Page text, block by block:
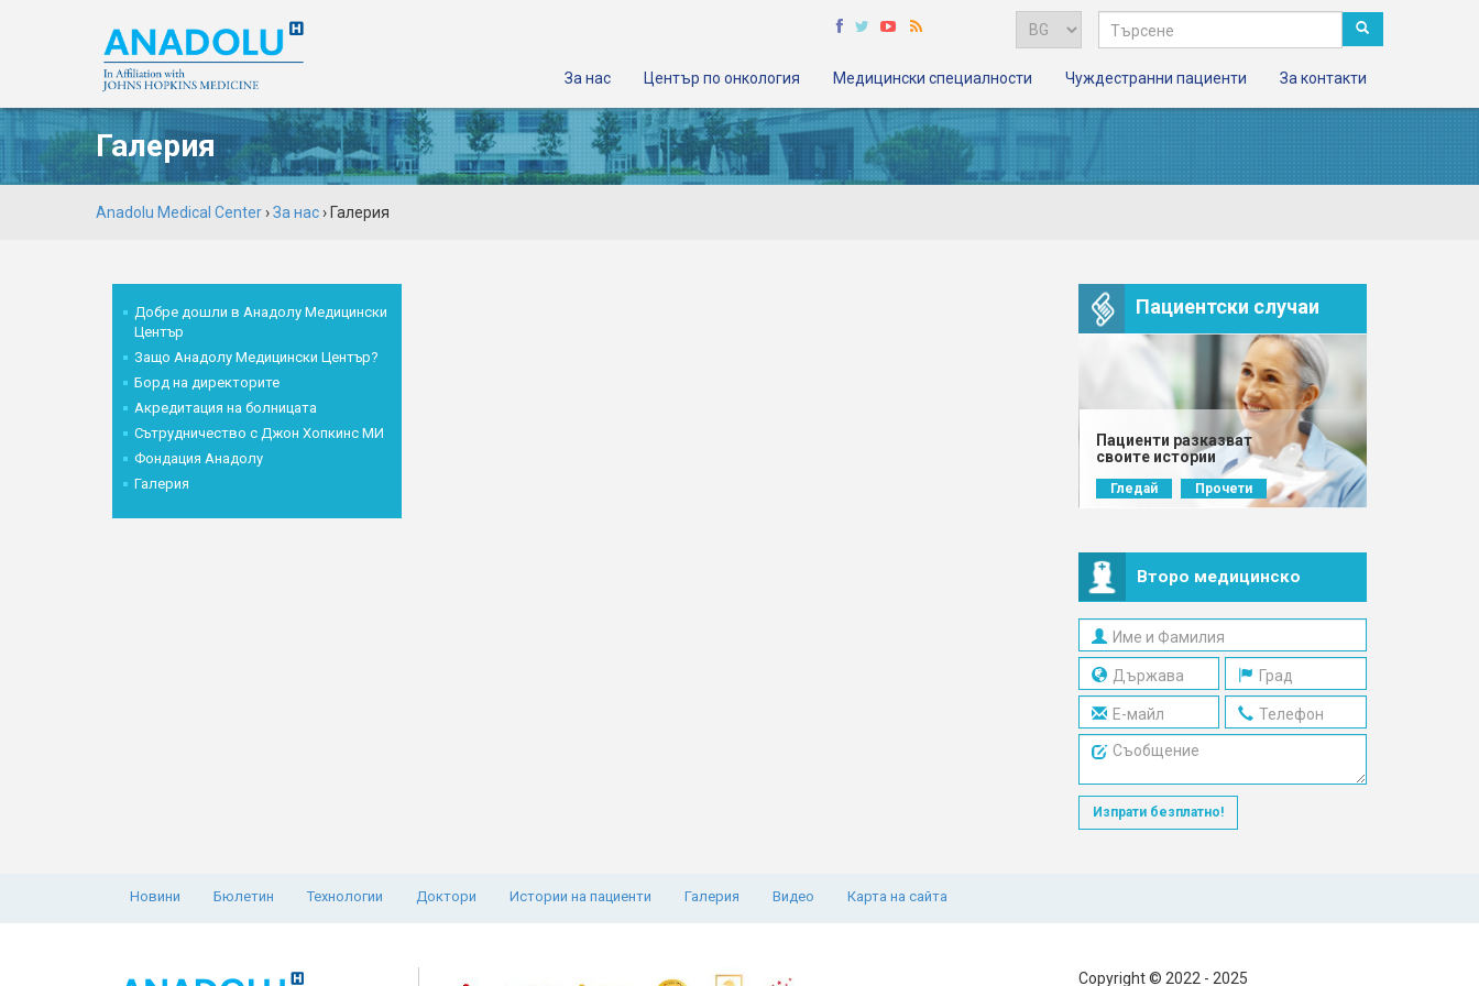
За нас Център по онкология Медицински специалности Чуждестранни пациенти За контакти
Галерия
Anadolu Medical Center›За нас› Галерия
Добре дошли в Анадолу Медицински
Център
Защо Анадолу Медицински Център?
Борд на директорите
Акредитация на болницата
Сътрудничество с Джон Хопкинс МИ
Фондация Анадолу
Галерия
Пациентски случаи
Пациенти разказват
своите истории
Гледай Прочети
Второ медицинско
мнение
Изпрати безплатно!
Новини Бюлетин Технологии Доктори Истории на пациенти Галерия Видео Карта на сайта
Copyright © 2022 - 2025